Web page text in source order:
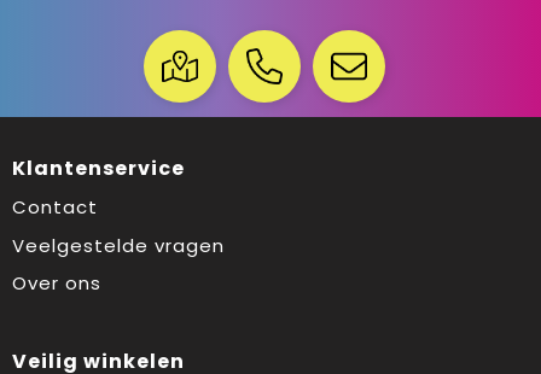
Klantenservice
Contact
Veelgestelde vragen
Over ons
Veilig winkelen